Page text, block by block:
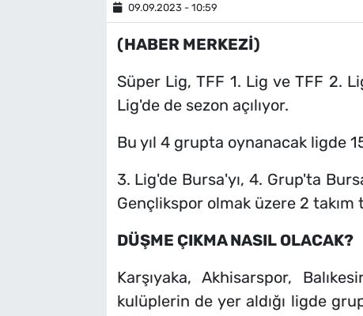
09.09.2023 - 10:59
(HABER MERKEZİ)
Süper Lig, TFF 1. Lig ve TFF 2.
Lig'de de sezon açılıyor.
Bu yıl 4 grupta oynanacak ligde
3. Lig'de Bursa'yı, 4. Grup'ta
Gençlikspor olmak üzere 2 takım
DÜŞME ÇIKMA NASIL OLACAK?
Karşıyaka, Akhisarspor,
kulüplerin de yer aldığı ligde